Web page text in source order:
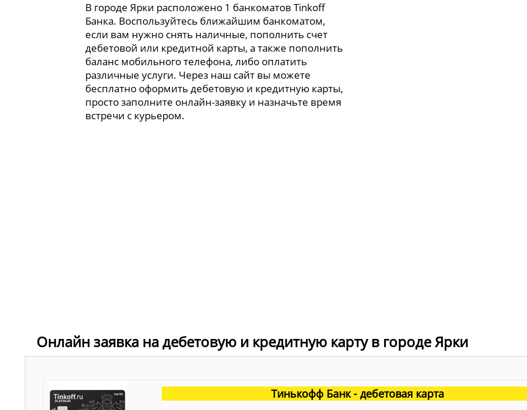
В городе Ярки расположено 1 банкоматов Tinkoff
Банка. Воспользуйтесь ближайшим банкоматом,
если вам нужно снять наличные, пополнить счет
дебетовой или кредитной карты, а также пополнить
баланс мобильного телефона, либо оплатить
различные услуги. Через наш сайт вы можете
бесплатно оформить дебетовую и кредитную карты,
просто заполните онлайн-заявку и назначьте время
встречи с курьером.
Онлайн заявка на дебетовую и кредитную карту в городе Ярки
Тинькофф Банк - дебетовая карта